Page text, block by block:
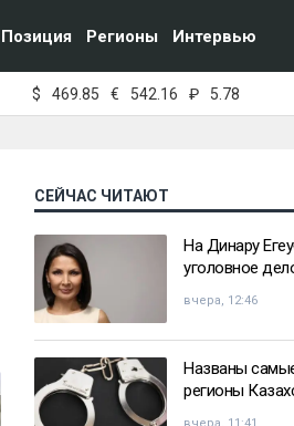
Позиция Регионы Интервью
$ 469.85 € 542.16 ₽ 5.78
СЕЙЧАС ЧИТАЮТ
На Динару
уголовное
вчера, 12:46
Названы
регионы